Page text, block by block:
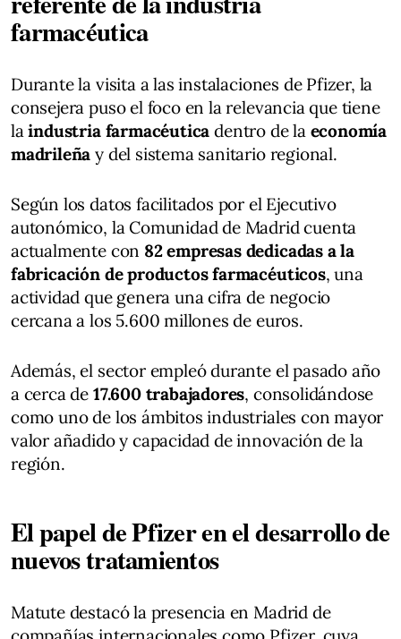
farmacéutica
Durante la visita a las instalaciones de Pfizer, la
consejera puso el foco en la relevancia que tiene
laindustria farmacéutica dentro de la economía
madrileña y del sistema sanitario regional.
Según los datos facilitados por el Ejecutivo
autonómico, la Comunidad de Madrid cuenta
actualmente con 82 empresas dedicadas a la
fabricación de productos farmacéuticos, una
actividad que genera una cifra de negocio
cercana a los 5.600 millones de euros.
Además, el sector empleó durante el pasado año
a cerca de 17.600 trabajadores, consolidándose
como uno de los ámbitos industriales con mayor
valor añadido y capacidad de innovación de la
región.
El papel de Pfizer en el desarrollo de
nuevos tratamientos
Matute destacó la presencia en Madrid de